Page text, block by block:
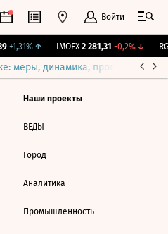
Войти
+1,31%↑ IMOEX 2 281,31 -0,2%↓
меры, динамика, прогнозы
Наши проекты
ВЕДЫ
Город
Аналитика
Промышленность